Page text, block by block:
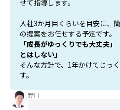
せて指導します。
入社3か月目くらいを目安に、
の提案をお任せする予定です。
「成長がゆっくりでも大丈夫
とはしない」
そんな方針で、1年かけてじっ
す。
野口